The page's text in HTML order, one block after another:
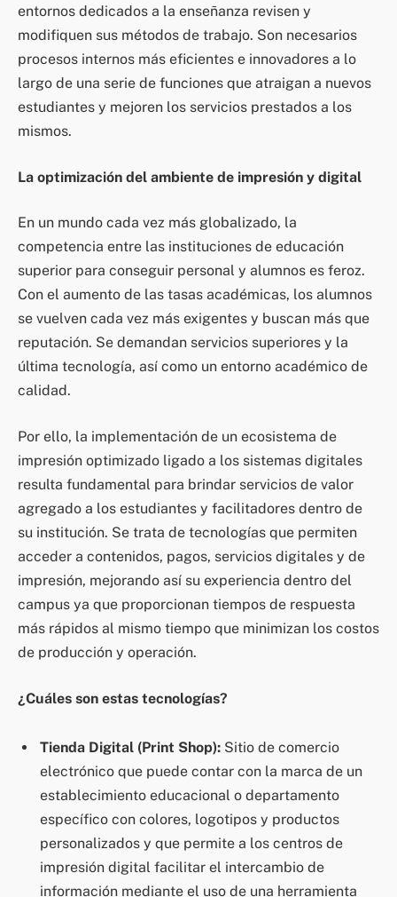
entornos dedicados a la enseñanza revisen y
modifiquen sus métodos de trabajo. Son necesarios
procesos internos más eficientes e innovadores a lo
largo de una serie de funciones que atraigan a nuevos
estudiantes y mejoren los servicios prestados a los
mismos.
La optimización del ambiente de impresión y digital
En un mundo cada vez más globalizado, la
competencia entre las instituciones de educación
superior para conseguir personal y alumnos es feroz.
Con el aumento de las tasas académicas, los alumnos
se vuelven cada vez más exigentes y buscan más que
reputación. Se demandan servicios superiores y la
última tecnología, así como un entorno académico de
calidad.
Por ello, la implementación de un ecosistema de
impresión optimizado ligado a los sistemas digitales
resulta fundamental para brindar servicios de valor
agregado a los estudiantes y facilitadores dentro de
su institución. Se trata de tecnologías que permiten
acceder a contenidos, pagos, servicios digitales y de
impresión, mejorando así su experiencia dentro del
campus ya que proporcionan tiempos de respuesta
más rápidos al mismo tiempo que minimizan los costos
de producción y operación.
¿Cuáles son estas tecnologías?
Tienda Digital (Print Shop): Sitio de comercio
electrónico que puede contar con la marca de un
establecimiento educacional o departamento
específico con colores, logotipos y productos
personalizados y que permite a los centros de
impresión digital facilitar el intercambio de
información mediante el uso de una herramienta